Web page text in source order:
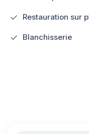
Restauration sur
Blanchisserie